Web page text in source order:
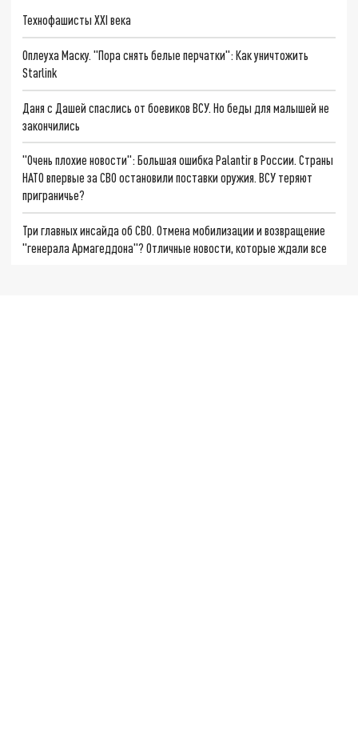
Технофашисты XXI века
Оплеуха Маску. "Пора снять белые перчатки": Как уничтожить
Starlink
Даня с Дашей спаслись от боевиков ВСУ. Но беды для малышей не
закончились
"Очень плохие новости": Большая ошибка Palantir в России. Страны
НАТО впервые за СВО остановили поставки оружия. ВСУ теряют
приграничье?
Три главных инсайда об СВО. Отмена мобилизации и возвращение
"генерала Армагеддона"? Отличные новости, которые ждали все